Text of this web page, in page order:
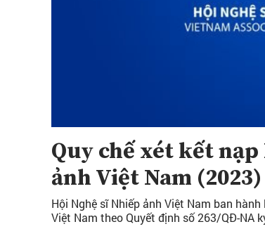
Quy chế xét kết
ảnh Việt Nam (2023)
Hội Nghệ sĩ Nhiếp ảnh Việt Nam ban
Việt Nam theo Quyết định số 263/QĐ-NA